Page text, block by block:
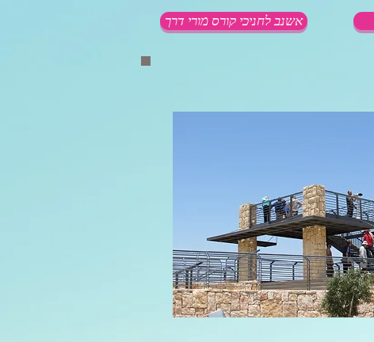
אשנב לחניכי קורס מורי דרך